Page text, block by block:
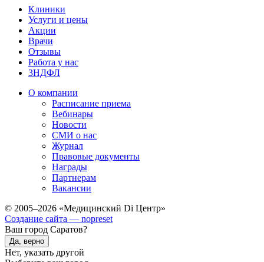
Клиники
Услуги и цены
Акции
Врачи
Отзывы
Работа у нас
3НДФЛ
О компании
Расписание приема
Вебинары
Новости
СМИ о нас
Журнал
Правовые документы
Награды
Партнерам
Вакансии
© 2005–2026 «Медицинский Di Центр»
Создание сайта — nopreset
Ваш город Саратов?
Да, верно
Нет, указать другой